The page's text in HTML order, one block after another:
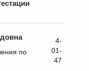
по
4-
01-
47